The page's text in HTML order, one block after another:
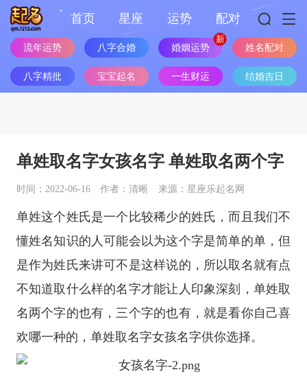
首页 星座 运势 配对
流年运势 八字合婚 婚姻运势 姓名配对
八字精批 宝宝起名 一生财运 结婚吉日
单姓取名字女孩名字 单姓取名两个字
时间：2022-06-16 作者：清晰 来源：星座乐起名网
单姓这个姓氏是一个比较稀少的姓氏，而且我们不
懂姓名知识的人可能会以为这个字是简单的单，但
是作为姓氏来讲可不是这样说的，所以取名就有点
不知道取什么样的名字才能让人印象深刻，单姓取
名两个字的也有，三个字的也有，就是看你自己喜
欢哪一种的，单姓取名字女孩名字供你选择。